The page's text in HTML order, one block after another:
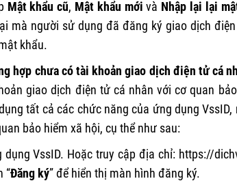
Mật khẩu cũ, Mật khẩu mớivà Nhập lại lại
mà người sử dụng đã đăng ký giao dịch
khẩu.
hợp chưa có tài khoản giao dịch điện tử cá
giao dịch điện tử cá nhân với cơ quan
tất cả các chức năng của ứng dụng
bảo hiểm xã hội, cụ thể như sau:
VssID. Hoặc truy cập địa chỉ: https://
“Đăng ký” để hiển thị màn hình đăng ký.